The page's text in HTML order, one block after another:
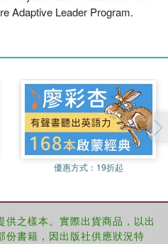
Adaptive Leader Program.
優惠方式： 19折起
之樣本。實際出貨商品，以出
份書籍，因出版社供應狀況特